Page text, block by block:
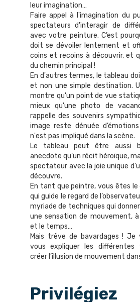
leur imagination…
Faire appel à l'imagination du
spectateurs d'interagir de
avec votre peinture. C’est
doit se dévoiler lentement et
coins et recoins à découvrir, et
du chemin principal !
En d'autres termes, le tableau
et non une simple destination.
montre qu'un point de vue
mieux qu'une photo de
rappelle des souvenirs
image reste dénuée
n'est pas impliqué dans la scène.
Le tableau peut être aussi
anecdote qu’un récit héroïque,
spectateur avec la joie unique
découvre.
En tant que peintre, vous êtes
qui guide le regard de
myriade de techniques qui
une sensation de mouvement,
et le temps…
Mais trêve de bavardages ! Je
vous expliquer les différentes
créer l’illusion de mouvement